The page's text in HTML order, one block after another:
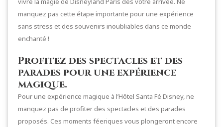
manquez pas cette étape importante pour une expérience
sans stress et des souvenirs inoubliables dans ce monde
enchanté !
Profitez des spectacles et des
parades pour une expérience
magique.
Pour une expérience magique à l’Hôtel Santa Fé Disney, ne
manquez pas de profiter des spectacles et des parades
proposés. Ces moments féeriques vous plongeront encore